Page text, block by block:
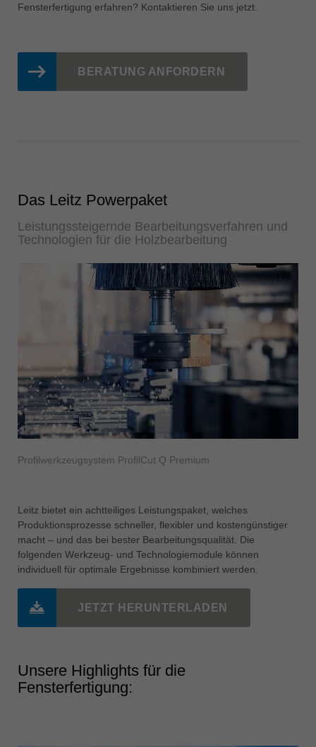
Fensterfertigung erfahren? Kontaktieren Sie uns jetzt.
BERATUNG ANFORDERN
Das Leitz Powerpaket
Leistungssteigernde Bearbeitungsverfahren und
Technologien für die Holzbearbeitung
Profilwerkzeugsystem ProfilCut Q Premium
Leitz bietet ein achtteiliges Leistungspaket, welches
Produktionsprozesse schneller, flexibler und kostengünstiger
macht – und das bei bester Bearbeitungsqualität. Die
folgenden Werkzeug- und Technologiemodule können
individuell für optimale Ergebnisse kombiniert werden.
JETZT HERUNTERLADEN
Unsere Highlights für die
Fensterfertigung: